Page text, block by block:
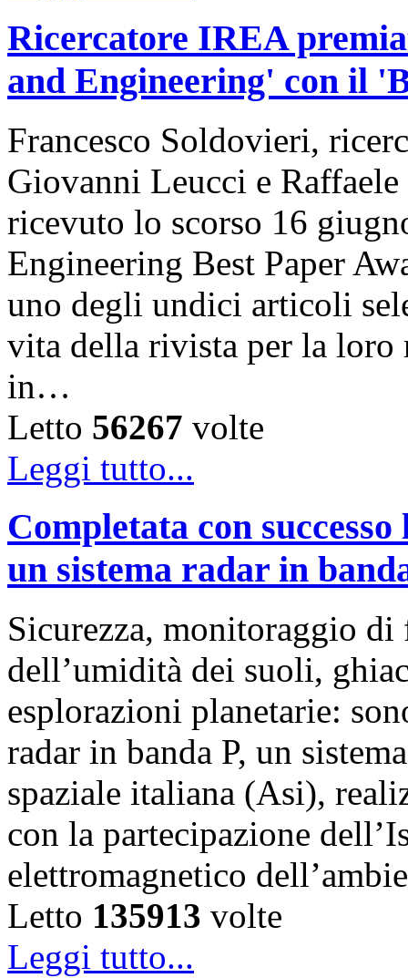
Ricercatore IREA
and Engineering' con il
Francesco Soldovieri,
Giovanni Leucci e
ricevuto lo scorso 16
Engineering Best Paper
uno degli undici articoli
vita della rivista per la loro
in…
Letto 56267 volte
Leggi tutto...
Completata con
un sistema radar in
Sicurezza, monitoraggio di
dell’umidità dei suoli,
esplorazioni planetarie:
radar in banda P, un
spaziale italiana (Asi),
con la partecipazione
elettromagnetico
Letto 135913 volte
Leggi tutto...